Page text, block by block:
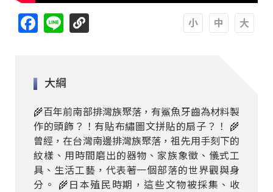
Facebook
Line
大綱
🌾百年前南部排灣族聚落，有鯊魚牙齒為材料製
作的頭飾？！有貼布繡圖文拼貼的扇子？！ 🌾
曾經，在台灣南邊排灣族聚落，祖先用手刻下的
紋樣、用時間磨出的器物、家族象徵、儀式工
具、生活工藝，代表著一個部落的世界觀與身
分。 🌾日本殖民時期，這些文物被採集、收